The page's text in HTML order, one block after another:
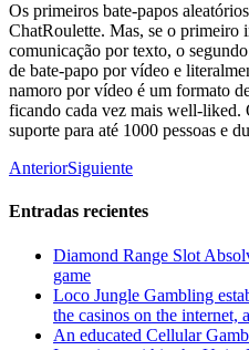
Os primeiros bate-papos
ChatRoulette. Mas, se o primeiro
comunicação por texto, o
de bate-papo por vídeo e
namoro por vídeo é um formato
ficando cada vez mais well-liked.
suporte para até 1000 pessoas e
AnteriorSiguiente
Entradas recientes
Diamond Range Slot
game
Loco Jungle Gambling
the casinos on the internet,
An educated Cellular